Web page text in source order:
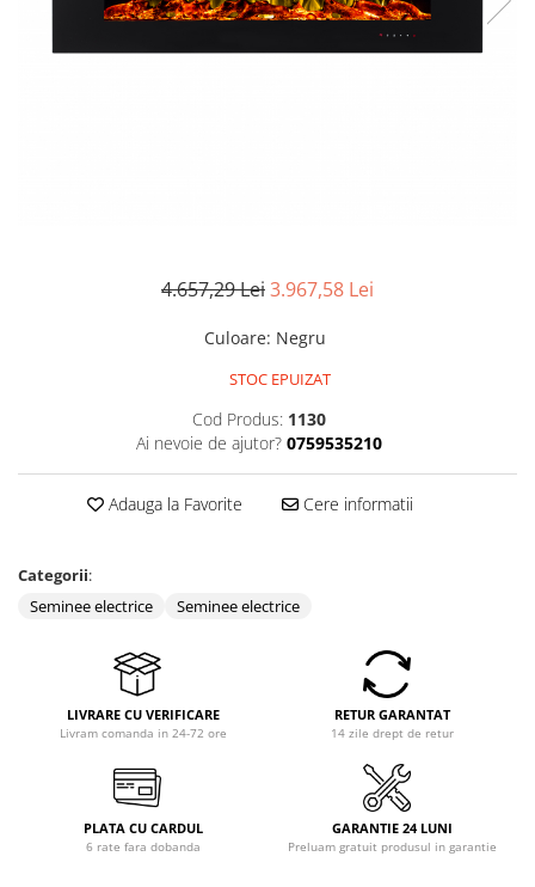
4.657,29 Lei3.967,58 Lei
Culoare: Negru
STOC EPUIZAT
Cod Produs: 1130
Ai nevoie de ajutor? 0759535210
Adauga la Favorite Cere informatii
Categorii:
Seminee electrice
Seminee electrice
LIVRARE CU VERIFICARE
Livram comanda in 24-72 ore
RETUR GARANTAT
14 zile drept de retur
PLATA CU CARDUL
6 rate fara dobanda
GARANTIE 24 LUNI
Preluam gratuit produsul in garantie